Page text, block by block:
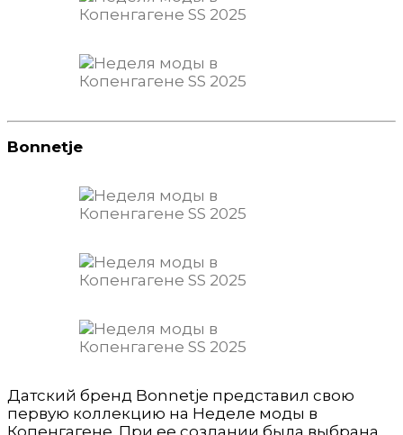
Bonnetje
Датский бренд Bonnetje представил свою
первую коллекцию на Неделе моды в